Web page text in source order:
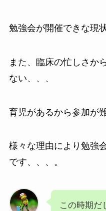
勉強会が開催できな現
また、臨床の忙しさか
ない、、、
育児があるから参加が
様々な理由により勉強
です、、、。
この時期だ